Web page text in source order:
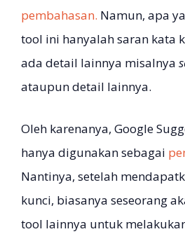
pembahasan. Namun, apa
tool ini hanyalah saran kata
ada detail lainnya misalnya
ataupun detail lainnya.
Oleh karenanya, Google
hanya digunakan sebagai
Nantinya, setelah
kunci, biasanya seseorang
tool lainnya untuk